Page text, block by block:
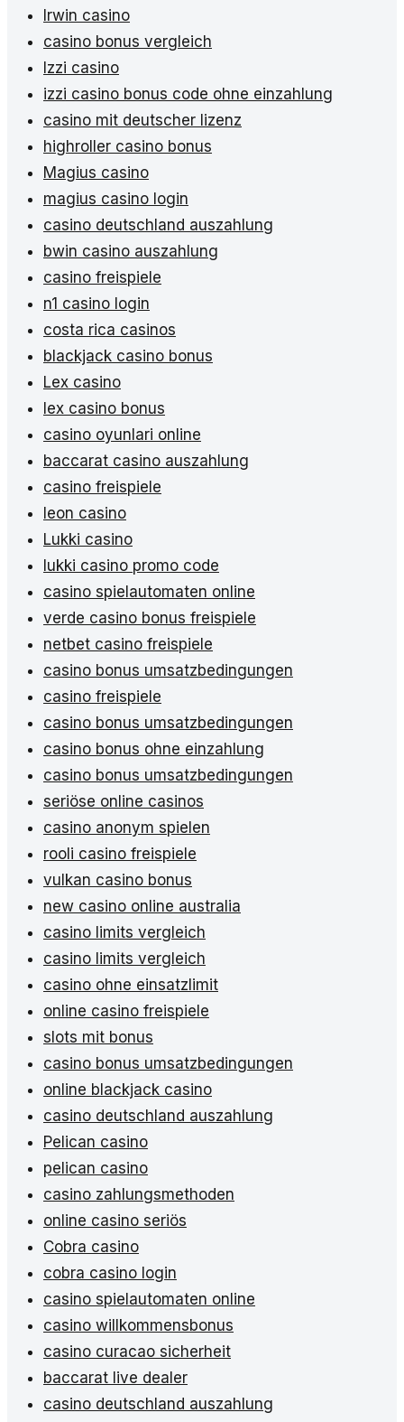
Irwin casino
casino bonus vergleich
Izzi casino
izzi casino bonus code ohne einzahlung
casino mit deutscher lizenz
highroller casino bonus
Magius casino
magius casino login
casino deutschland auszahlung
bwin casino auszahlung
casino freispiele
n1 casino login
costa rica casinos
blackjack casino bonus
Lex casino
lex casino bonus
casino oyunlari online
baccarat casino auszahlung
casino freispiele
leon casino
Lukki casino
lukki casino promo code
casino spielautomaten online
verde casino bonus freispiele
netbet casino freispiele
casino bonus umsatzbedingungen
casino freispiele
casino bonus umsatzbedingungen
casino bonus ohne einzahlung
casino bonus umsatzbedingungen
seriöse online casinos
casino anonym spielen
rooli casino freispiele
vulkan casino bonus
new casino online australia
casino limits vergleich
casino limits vergleich
casino ohne einsatzlimit
online casino freispiele
slots mit bonus
casino bonus umsatzbedingungen
online blackjack casino
casino deutschland auszahlung
Pelican casino
pelican casino
casino zahlungsmethoden
online casino seriös
Cobra casino
cobra casino login
casino spielautomaten online
casino willkommensbonus
casino curacao sicherheit
baccarat live dealer
casino deutschland auszahlung